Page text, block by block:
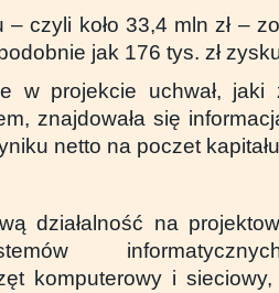
czyli koło 33,4 mln zł –
jak 176 tys. zł
w projekcie uchwał, jaki
znajdowała się
netto na poczet
działalność na
komputerowy i sieciowy,